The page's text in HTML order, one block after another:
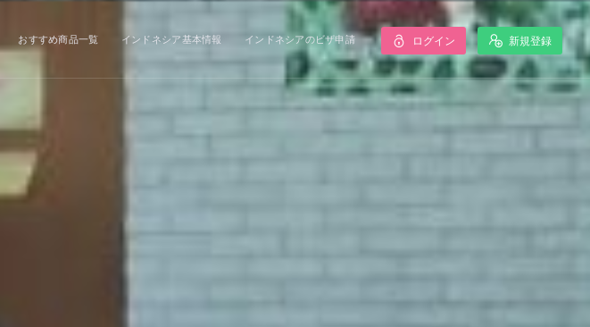
おすすめ商品一覧 インドネシア基本情報 インドネシアのビザ申請 ログイン 新規登録